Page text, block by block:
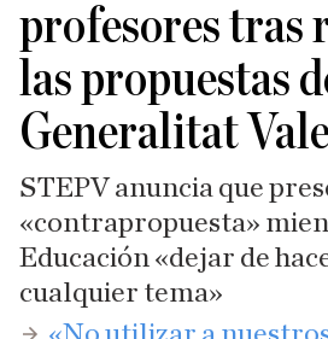
profesores tras
las propuestas
Generalitat
STEPV anuncia que
«contrapropuesta»
Educación «dejar de
cualquier tema»